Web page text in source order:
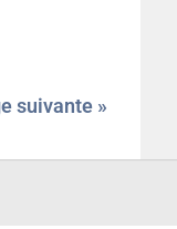
suivante »